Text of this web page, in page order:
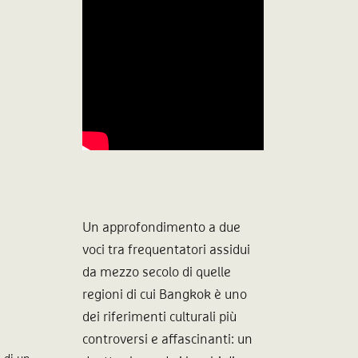
Un approfondimento a due
voci tra frequentatori assidui
da mezzo secolo di quelle
regioni di cui Bangkok è uno
dei riferimenti culturali più
controversi e affascinanti: un